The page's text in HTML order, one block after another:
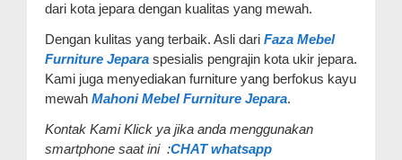
dari kota jepara dengan kualitas yang mewah.
Dengan kulitas yang terbaik. Asli dari Faza Mebel
Furniture Jepara spesialis pengrajin kota ukir jepara.
Kami juga menyediakan furniture yang berfokus kayu
mewah Mahoni Mebel Furniture Jepara.
Kontak Kami Klick ya jika anda menggunakan
smartphone saat ini :CHAT whatsapp